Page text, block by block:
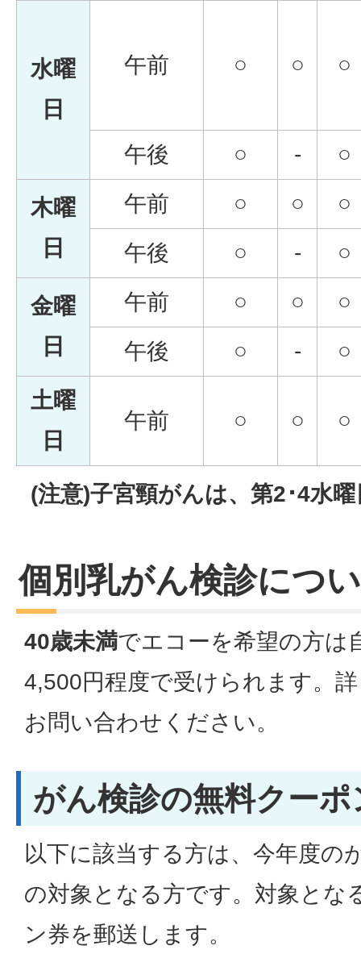
水曜
日
午前 ○ ○ ○
午後 ○ - ○
木曜
日
午前 ○ ○
○
午後
○ - ○
金曜
日
午前 ○ ○
○
午後
○ -
○
土曜
日
午前 ○ ○ ○
(注意)子宮頸がんは、第2･4水
個別乳がん検診につ
40歳未満でエコーを希望の方は
4,500円程度で受けられます。
お問い合わせください。
がん検診の無料クーポ
以下に該当する方は、今年度の
の対象となる方です。対象とな
ン券を郵送します。